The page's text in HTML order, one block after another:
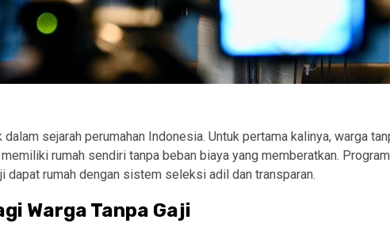
sejarah perumahan Indonesia. Untuk pertama kalinya, warga
rumah sendiri tanpa beban biaya yang memberatkan.
dapat rumah dengan sistem seleksi adil dan transparan.
Warga Tanpa Gaji